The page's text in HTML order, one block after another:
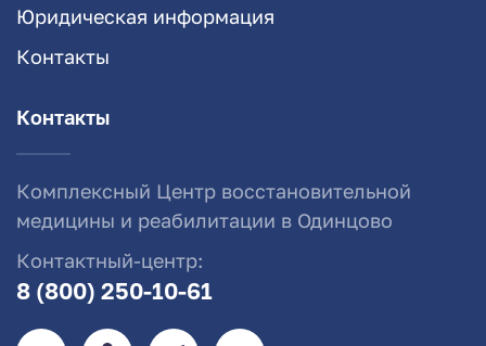
Юридическая информация
Контакты
Контакты
Комплексный Центр восстановительной
медицины и реабилитации в Одинцово
Контактный-центр:
8 (800) 250-10-61